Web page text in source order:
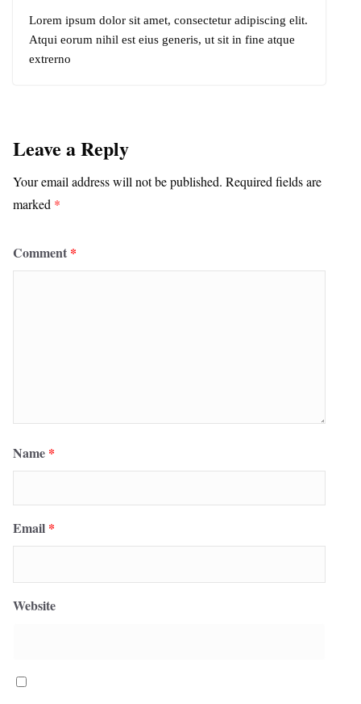
Lorem ipsum dolor sit amet, consectetur adipiscing elit.
Atqui eorum nihil est eius generis, ut sit in fine atque
extrerno
Leave a Reply
Your email address will not be published. Required fields are
marked *
Comment *
Name *
Email *
Website